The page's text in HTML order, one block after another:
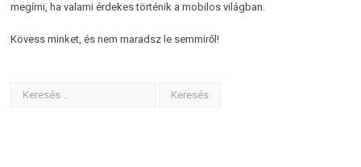
megírni, ha valami érdekes történik a mobilos világban.
Kövess minket, és nem maradsz le semmiről!